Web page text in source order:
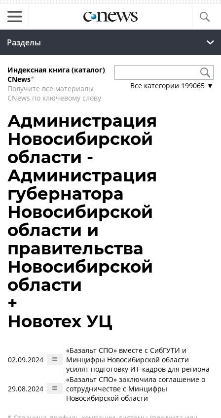
Разделы
Индексная книга (каталог)
CNews*
Получите все материалы
CNews по ключевому слову
Все категории 199065 ▼
Администрация
Новосибирской
области -
Администрация
губернатора
Новосибирской
области и
правительства
Новосибирской
области
+
Новотех УЦ
02.09.2024
«Базальт СПО» вместе с СибГУТИ и
Минцифры Новосибирской области
усилят подготовку ИТ-кадров для региона
29.08.2024
«Базальт СПО» заключила соглашение о
сотрудничестве с Минцифры
Новосибирской области